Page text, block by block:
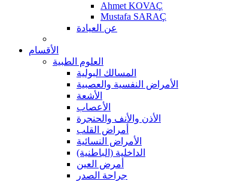
Ahmet KOVAÇ
Mustafa SARAÇ
عن العيادة
الأقسام
العلوم الطبية
المسالك البولية
الأمراض النفسية والعصبية
الأشعة
الأعصاب
الأذن والأنف والحنجرة
أمراض القلب
الأمراض النسائية
الداخلية (الباطنية)
أمرض العين
جراحة الصدر